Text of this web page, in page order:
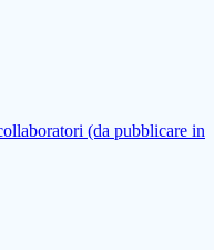
(da pubblicare in